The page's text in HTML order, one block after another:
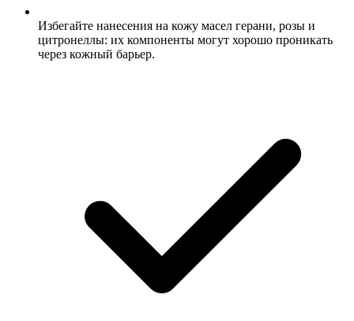
Избегайте нанесения на кожу масел герани, розы и
цитронеллы: их компоненты могут хорошо проникать
через кожный барьер.